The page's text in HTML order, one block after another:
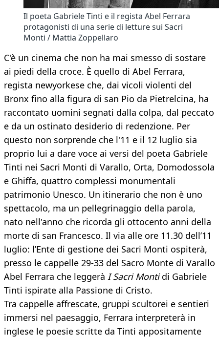
Il poeta Gabriele Tinti e il regista Abel Ferrara
protagonisti di una serie di letture sui Sacri
Monti / Mattia Zoppellaro
C'è un cinema che non ha mai smesso di sostare
ai piedi della croce. È quello di Abel Ferrara,
regista newyorkese che, dai vicoli violenti del
Bronx fino alla figura di san Pio da Pietrelcina, ha
raccontato uomini segnati dalla colpa, dal peccato
e da un ostinato desiderio di redenzione. Per
questo non sorprende che l'11 e il 12 luglio sia
proprio lui a dare voce ai versi del poeta Gabriele
Tinti nei Sacri Monti di Varallo, Orta, Domodossola
e Ghiffa, quattro complessi monumentali
patrimonio Unesco. Un itinerario che non è uno
spettacolo, ma un pellegrinaggio della parola,
nato nell'anno che ricorda gli ottocento anni della
morte di san Francesco. Il via alle ore 11.30 dell’11
luglio: l’Ente di gestione dei Sacri Monti ospiterà,
presso le cappelle 29-33 del Sacro Monte di Varallo
Abel Ferrara che leggerà I Sacri Montidi Gabriele
Tinti ispirate alla Passione di Cristo.
Tra cappelle affrescate, gruppi scultorei e sentieri
immersi nel paesaggio, Ferrara interpreterà in
inglese le poesie scritte da Tinti appositamente